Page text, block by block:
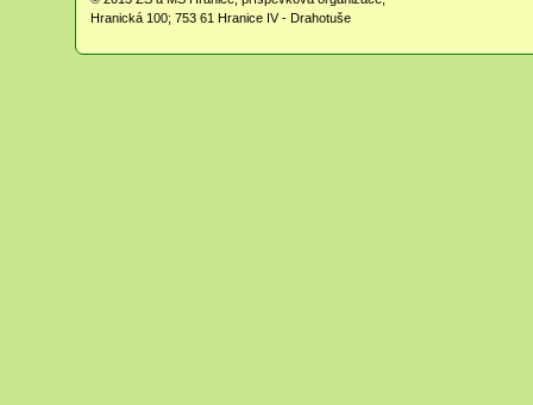
Hranická 100; 753 61 Hranice IV - Drahotuše